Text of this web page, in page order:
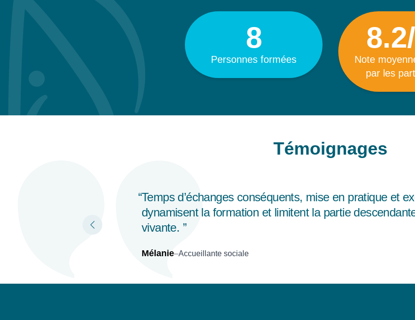
Personnes formées
8
Note
par les
Témoignages
Les point forts de cette formation :
Adaptabilité / Concret / Pragmatique / Réaliste